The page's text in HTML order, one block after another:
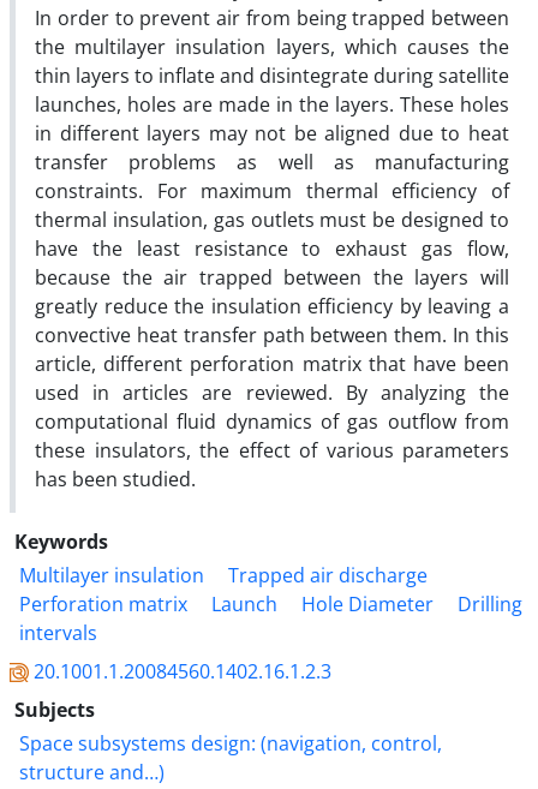
In order to prevent air from being trapped between
the multilayer insulation layers, which causes the
thin layers to inflate and disintegrate during satellite
launches, holes are made in the layers. These holes
in different layers may not be aligned due to heat
transfer problems as well as manufacturing
constraints. For maximum thermal efficiency of
thermal insulation, gas outlets must be designed to
have the least resistance to exhaust gas flow,
because the air trapped between the layers will
greatly reduce the insulation efficiency by leaving a
convective heat transfer path between them. In this
article, different perforation matrix that have been
used in articles are reviewed. By analyzing the
computational fluid dynamics of gas outflow from
these insulators, the effect of various parameters
has been studied.
Keywords
Multilayer insulation
Trapped air discharge
Perforation matrix
Launch Hole Diameter
Drilling
intervals
20.1001.1.20084560.1402.16.1.2.3
Subjects
Space subsystems design: (navigation, control,
structure and…)